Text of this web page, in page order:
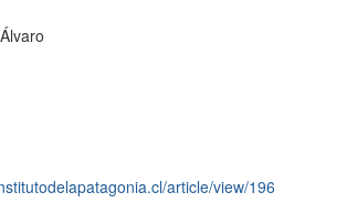
article/view/196